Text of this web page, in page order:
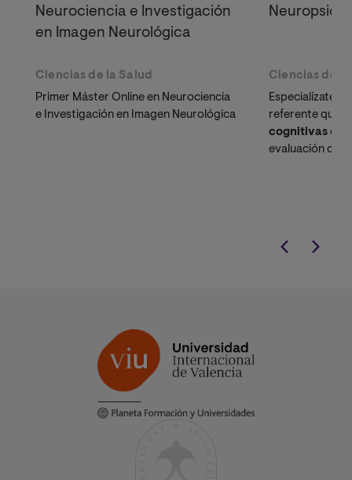
Neurociencia e Investigación
en Imagen Neurológica
Ciencias de la Salud
Primer Máster Online en Neurociencia
e Investigación en Imagen Neurológica
Ciencias de
Especialízate
referente que
cognitivas
evaluación